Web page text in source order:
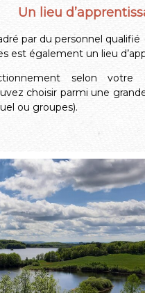
Un lieu
par du personnel qualifié
est également un lieu
selon votre
choisir parmi une
ou groupes).